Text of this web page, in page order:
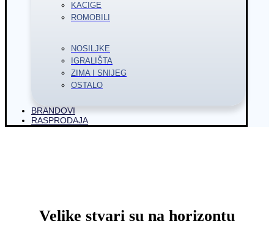
KACIGE
ROMOBILI
NOSILJKE
IGRALIŠTA
ZIMA I SNIJEG
OSTALO
BRANDOVI
RASPRODAJA
Velike stvari su na horizontu